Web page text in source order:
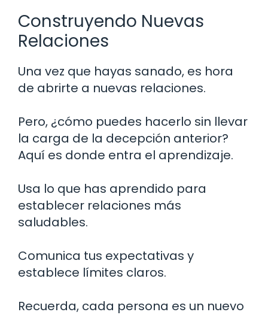
Construyendo Nuevas
Relaciones
Una vez que hayas sanado, es hora
de abrirte a nuevas relaciones.
Pero, ¿cómo puedes hacerlo sin llevar
la carga de la decepción anterior?
Aquí es donde entra el aprendizaje.
Usa lo que has aprendido para
establecer relaciones más
saludables.
Comunica tus expectativas y
establece límites claros.
Recuerda, cada persona es un nuevo